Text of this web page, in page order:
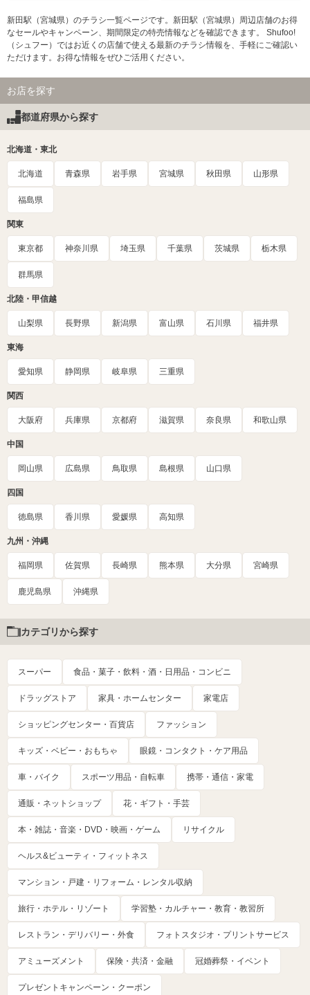
新田駅（宮城県）のチラシ一覧ページです。新田駅（宮城県）周辺店舗のお得
なセールやキャンペーン、期間限定の特売情報などを確認できます。 Shufoo!
（シュフー）ではお近くの店舗で使える最新のチラシ情報を、手軽にご確認い
ただけます。お得な情報をぜひご活用ください。
お店を探す
都道府県から探す
北海道・東北
北海道 青森県 岩手県 宮城県 秋田県 山形県
福島県
関東
東京都 神奈川県 埼玉県 千葉県 茨城県 栃木県
群馬県
北陸・甲信越
山梨県 長野県 新潟県 富山県 石川県 福井県
東海
愛知県 静岡県 岐阜県 三重県
関西
大阪府 兵庫県 京都府 滋賀県 奈良県 和歌山県
中国
岡山県 広島県 鳥取県 島根県 山口県
四国
徳島県 香川県 愛媛県 高知県
九州・沖縄
福岡県 佐賀県 長崎県 熊本県 大分県 宮崎県
鹿児島県 沖縄県
カテゴリから探す
スーパー 食品・菓子・飲料・酒・日用品・コンビニ
ドラッグストア 家具・ホームセンター 家電店
ショッピングセンター・百貨店 ファッション
キッズ・ベビー・おもちゃ 眼鏡・コンタクト・ケア用品
車・バイク スポーツ用品・自転車 携帯・通信・家電
通販・ネットショップ 花・ギフト・手芸
本・雑誌・音楽・DVD・映画・ゲーム リサイクル
ヘルス&ビューティ・フィットネス
マンション・戸建・リフォーム・レンタル収納
旅行・ホテル・リゾート 学習塾・カルチャー・教育・教習所
レストラン・デリバリー・外食 フォトスタジオ・プリントサービス
アミューズメント 保険・共済・金融 冠婚葬祭・イベント
プレゼントキャンペーン・クーポン